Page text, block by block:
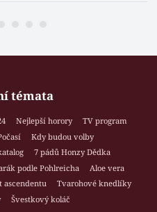
témata
Nejlepší horory
TV program
Kdy budou volby
7 pádů Honzy Dědka
podle Pohlreicha
Aloe vera
ascendentu
Tvarohové knedlíky
Švestkový koláč